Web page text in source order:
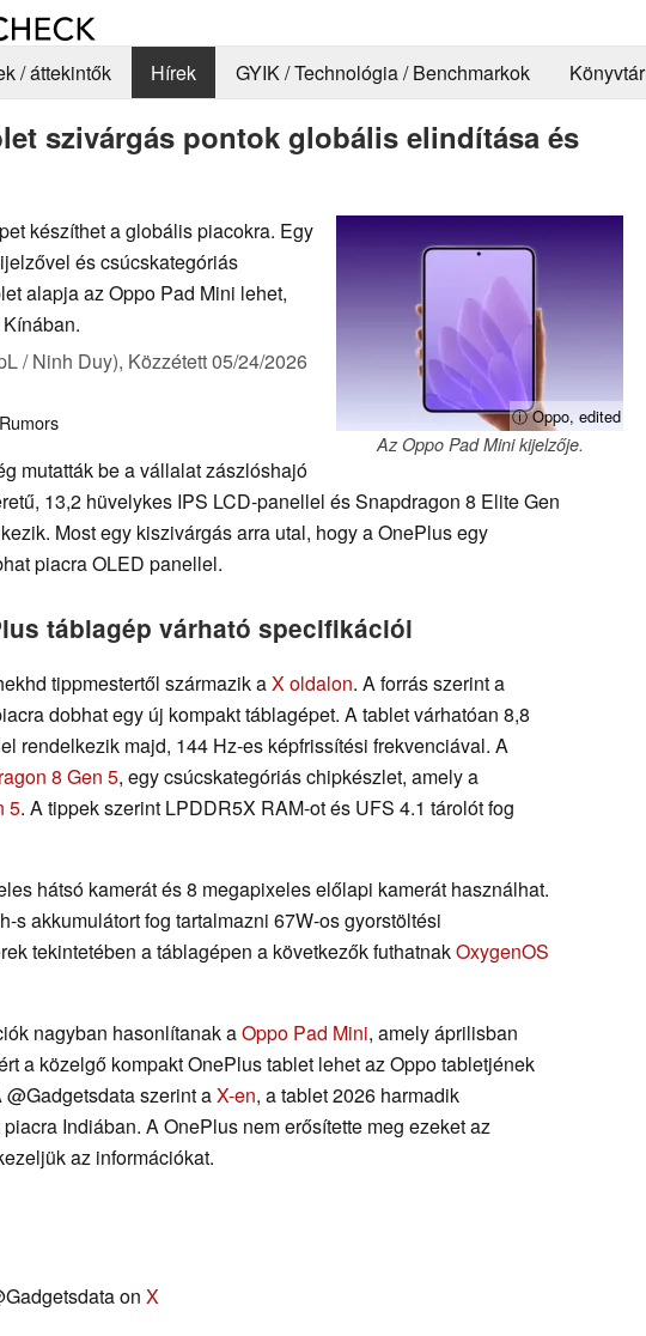
/ áttekintők Hírek GYIK / Technológia / Benchmarkok Könyvtár
szivárgás pontok globális elindítása és
ⓘ Oppo, edited
Az Oppo Pad Mini kijelzője.
készíthet a globális piacokra. Egy
és csúcskategóriás
alapja az Oppo Pad Mini lehet,
/ Ninh Duy), Közzétett05/24/2026
mutatták be a vállalat zászlóshajó
13,2 hüvelykes IPS LCD-panellel és Snapdragon 8 Elite Gen
Most egy kiszivárgás arra utal, hogy a OnePlus egy
piacra OLED panellel.
táblagép várható specifikációi
tippmestertől származik aX oldalon. A forrás szerint a
dobhat egy új kompakt táblagépet. A tablet várhatóan 8,8
rendelkezik majd, 144 Hz-es képfrissítési frekvenciával. A
8 Gen 5, egy csúcskategóriás chipkészlet, amely a
5. A tippek szerint LPDDR5X RAM-ot és UFS 4.1 tárolót fog
hátsó kamerát és 8 megapixeles előlapi kamerát használhat.
s akkumulátort fog tartalmazni 67W-os gyorstöltési
tekintetében a táblagépen a következők futhatnakOxygenOS
nagyban hasonlítanak aOppo Pad Mini, amely áprilisban
a közelgő kompakt OnePlus tablet lehet az Oppo tabletjének
szerint aX-en, a tablet 2026 harmadik
Indiában. A OnePlus nem erősítette meg ezeket az
az információkat.
on X